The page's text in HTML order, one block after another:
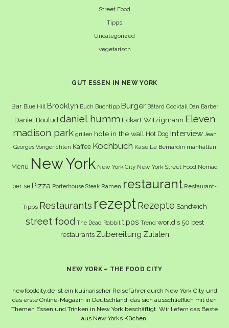
Street Food
Tipps
Uncategorized
vegetarisch
GUT ESSEN IN NEW YORK
Bar Blue Hill Brooklyn Buch Buchtipp Burger Bâtard Cocktail Dan Barber
Daniel Boulud daniel humm Eckart Witzigmann Eleven
madison park grillen hole in the wall Hot Dog Interview Jean
Georges Vongerichten Kaffee Kochbuch Käse Le Bernardin manhattan
Menü New York New York City New York Street Food Nomad
per se Pizza Porterhouse Steak Ramen restaurant Restaurant-
Tipps Restaurants rezept Rezepte Sandwich
street food The Dead Rabbit tipps Trend world´s 50 best
restaurants Zubereitung Zutaten
NEW YORK – THE FOOD CITY
newfoodcity.de ist ein kulinarischer Reiseführer durch New York City und
das erste Online-Magazin in Deutschland, das sich ausschließlich mit den
Themen Essen und Trinken in New York beschäftigt. Wir liefern das Beste
aus New Yorks Küchen.